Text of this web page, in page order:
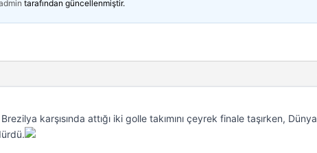
tarafından güncellenmiştir.
karşısında attığı iki golle takımını çeyrek finale taşırken, Dünya